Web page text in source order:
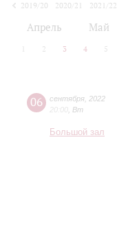
2019/20
2020/21 2021/22
Апрель Май
2 3 4 5
06 сентября 2022
20:00 Вт
Большой зал